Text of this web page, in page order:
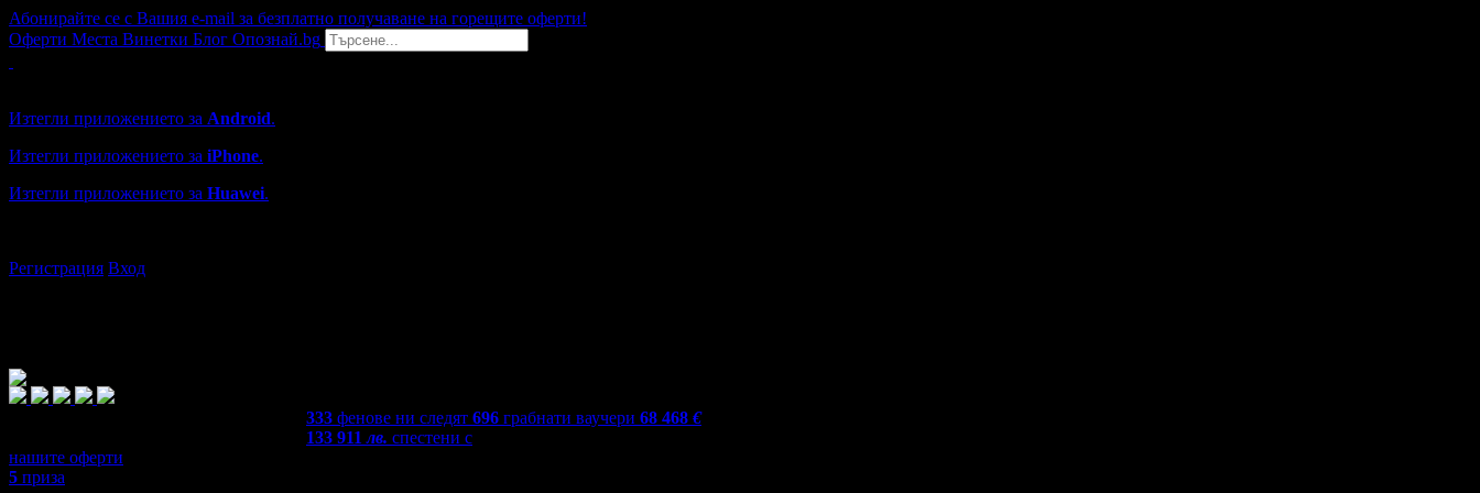
Абонирайте се с Вашия e-mail за безплатно получаване на горещите оферти!
Оферти Места Винетки Блог Опознай.bg
Изтегли приложението за Android.
Изтегли приложението за iPhone.
Изтегли приложението за Huawei.
Регистрация Вход
333 фенове ни следят 696 грабнати ваучери 68 468 €
133 911лв. спестени с
нашите оферти
5 приза